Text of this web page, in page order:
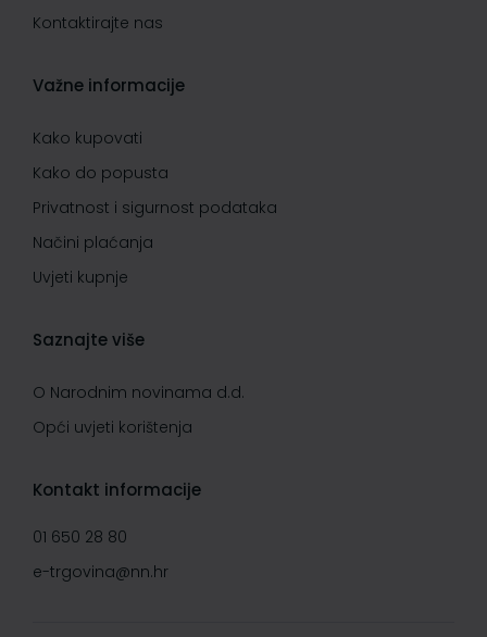
Kontaktirajte nas
Važne informacije
Kako kupovati
Kako do popusta
Privatnost i sigurnost podataka
Načini plaćanja
Uvjeti kupnje
Saznajte više
O Narodnim novinama d.d.
Opći uvjeti korištenja
Kontakt informacije
01 650 28 80
e-trgovina@nn.hr